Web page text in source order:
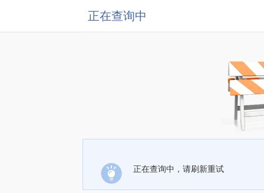
正在查询中
正在查询中，请刷新重试